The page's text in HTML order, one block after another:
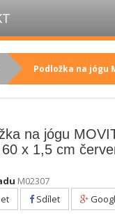
Podložka na jógu
na jógu
x 1,5 cm
M02307
Sdílet